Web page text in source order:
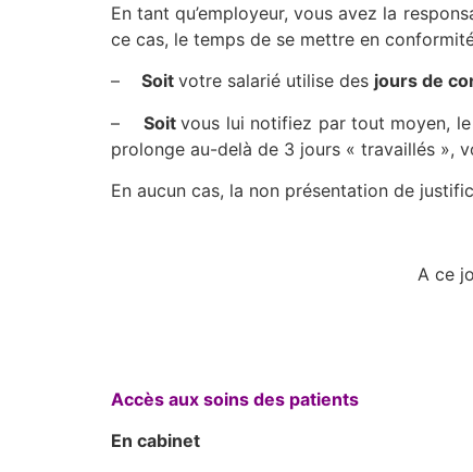
En tant qu’employeur, vous avez la
ce cas, le temps de se mettre en
– Soit votre salarié utilise des jours de
– Soit vous lui notifiez par tout moyen,
prolonge au-delà de 3 jours « travaillés »,
En aucun cas, la non présentation de
A ce
Accès aux soins des patients​​​​​
En cabinet